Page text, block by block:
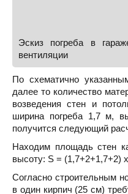
Эскиз погреба в
вентиляции
По схематично
далее то количество
возведения стен и
ширина погреба 1,7 м,
получится следующий
Находим площадь стен
высоту: S = (1,7+2+1,7+2)
Согласно строительным
в один кирпич (25 см)